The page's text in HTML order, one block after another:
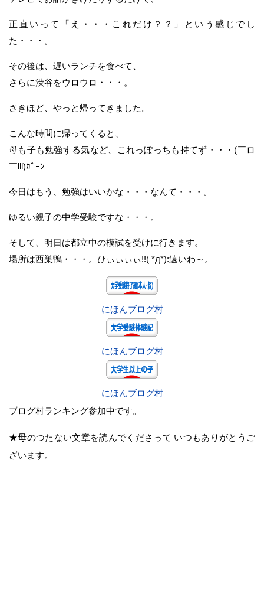
正直いって「え・・・これだけ？？」という感じでし
た・・・。
その後は、遅いランチを食べて、
さらに渋谷をウロウロ・・・。
さきほど、やっと帰ってきました。
こんな時間に帰ってくると、
母も子も勉強する気など、これっぽっちも持てず・・・(￣ロ
￣lll)ｶﾞｰﾝ
今日はもう、勉強はいいかな・・・なんて・・・。
ゆるい親子の中学受験ですな・・・。
そして、明日は都立中の模試を受けに行きます。
場所は西巣鴨・・・。ひぃぃぃぃ!!( *д*):遠いわ～。
にほんブログ村
にほんブログ村
にほんブログ村
ブログ村ランキング参加中です。
★母のつたない文章を読んでくださって いつもありがとうご
ざいます。